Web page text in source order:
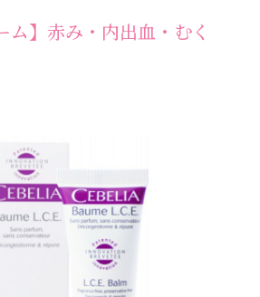
ム】赤み・内出血・むく